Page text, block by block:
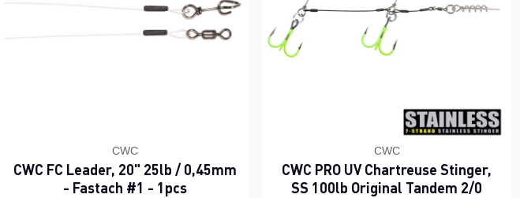
CWC
CWC FC Leader, 20" 25lb / 0,45mm
- Fastach #1 - 1pcs
CWC
CWC PRO UV Chartreuse Stinger,
SS 100lb Original Tandem 2/0